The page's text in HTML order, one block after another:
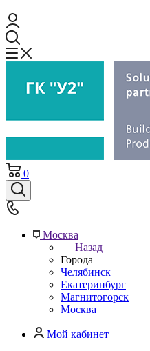
0
Москва
Назад
Города
Челябинск
Екатеринбург
Магнитогорск
Москва
Мой кабинет